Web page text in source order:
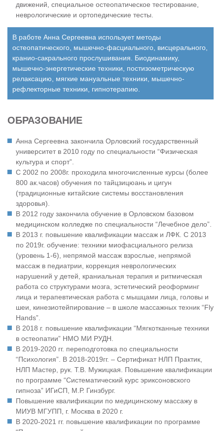
движений, специальное остеопатическое тестирование,
неврологические и ортопедические тесты.
В работе Анна Сергеевна использует методы
остеопатического, мышечно-фасциального, висцерального,
кранио-сакрального прослушивания. Биодинамику,
мышечно-энергетические техники, постизометрическую
релаксацию, мягкие мануальные техники, мышечно-
рефлекторные техники, гипнотерапию.
ОБРАЗОВАНИЕ
Анна Сергеевна закончила Орловский государственный
университет в 2010 году по специальности “Физическая
культура и спорт”.
С 2002 по 2008г. проходила многочисленные курсы (более
800 ак.часов) обучения по тайцзицюань и цигун
(традиционные китайские системы восстановления
здоровья).
В 2012 году закончила обучение в Орловском базовом
медицинском колледже по специальности “Лечебное дело”.
В 2013 г. повышение квалификации массаж и ЛФК. С 2013
по 2019г. обучение: техники миофасциального релиза
(уровень 1-6), непрямой массаж взрослые, непрямой
массаж в педиатрии, коррекция неврологических
нарушений у детей, краниальная терапия и ритмическая
работа со структурами мозга, эстетический реоформинг
лица и терапевтическая работа с мышцами лица, головы и
шеи, кинезиотейпирование – в школе массажных техник “Fly
Hands”.
В 2018 г. повышение квалификации “Мягкотканные техники
в остеопатии” НМО МИ РУДН.
В 2019-2020 гг. переподготовка по специальности
“Психология”. В 2018-2019гг. – Сертификат НЛП Практик,
НЛП Мастер, рук. Т.В. Мужицкая. Повышение квалификации
по программе “Систематический курс эриксоновского
гипноза” ИГиСП, М.Р. Гинзбург.
Повышение квалификации по медицинскому массажу в
МИУВ МГУПП, г. Москва в 2020 г.
В 2020-2021 гг. повышение квалификации по программе